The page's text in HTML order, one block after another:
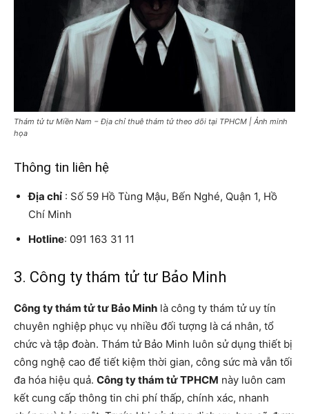
Thám tử tư Miền Nam − Địa chỉ thuê thám tử theo dõi tại TPHCM | Ảnh minh
họa
Thông tin liên hệ
Địa chỉ : Số 59 Hồ Tùng Mậu, Bến Nghé, Quận 1, Hồ
Chí Minh
Hotline: 091 163 31 11
3. Công ty thám tử tư Bảo Minh
Công ty thám tử tư Bảo Minh là công ty thám tử uy tín
chuyên nghiệp phục vụ nhiều đối tượng là cá nhân, tổ
chức và tập đoàn. Thám tử Bảo Minh luôn sử dụng thiết bị
công nghệ cao để tiết kiệm thời gian, công sức mà vẫn tối
đa hóa hiệu quả. Công ty thám tử TPHCM này luôn cam
kết cung cấp thông tin chi phí thấp, chính xác, nhanh